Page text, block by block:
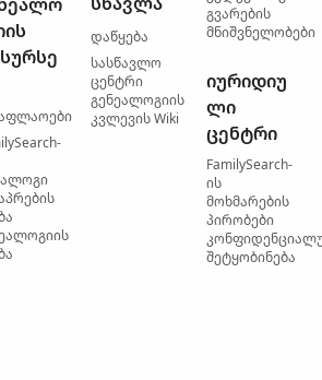
დაწყება
სასწავლო
ცენტრი
გენეალოგიის
კვლევის Wiki
გვარების
მნიშვნელობები
იურიდიუ
ლი
ცენტრი
FamilySearch-
ის
მოხმარების
პირობები
შეტყობინება